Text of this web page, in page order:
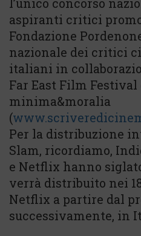
aspiranti critici
Fondazione
nazionale dei critici
italiani in
Far East Film Festival
minima&moralia
(
Per la distribuzione
Slam, ricordiamo,
e Netflix hanno
verrà distribuito nei
Netflix a partire dal
successivamente, in